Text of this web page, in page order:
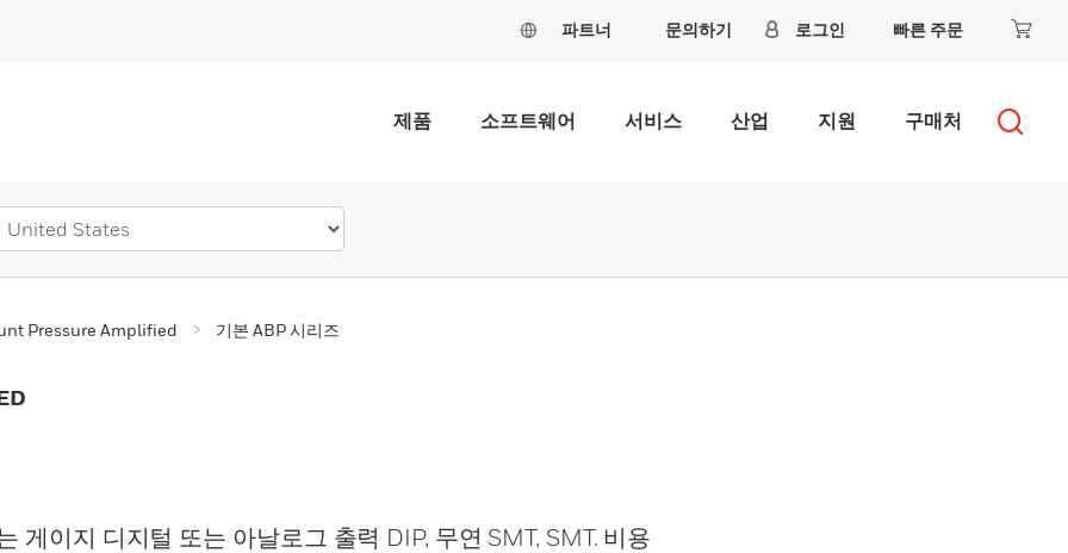
파트너 문의하기 로그인 빠른 주문
제품 소프트웨어 서비스 산업 지원 구매처
Pressure Amplified 기본 ABP 시리즈
게이지 디지털 또는 아날로그 출력 DIP, 무연 SMT, SMT. 비용